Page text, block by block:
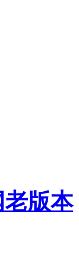
版本